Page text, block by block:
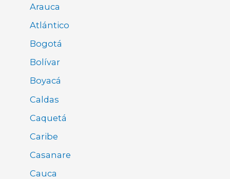
Arauca
Atlántico
Bogotá
Bolívar
Boyacá
Caldas
Caquetá
Caribe
Casanare
Cauca